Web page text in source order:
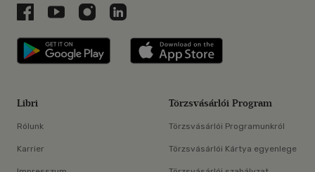
Libri a Facebookon
Libri a Youtube-on
Libri az Instagramon
Libri a LinkedInen
Libri applikáció Szerezd meg: Google
Libri
Rólunk
Karrier
Törzsvásárlói Program
Törzsvásárlói Programunkról
Törzsvásárlói Kártya egyenlege